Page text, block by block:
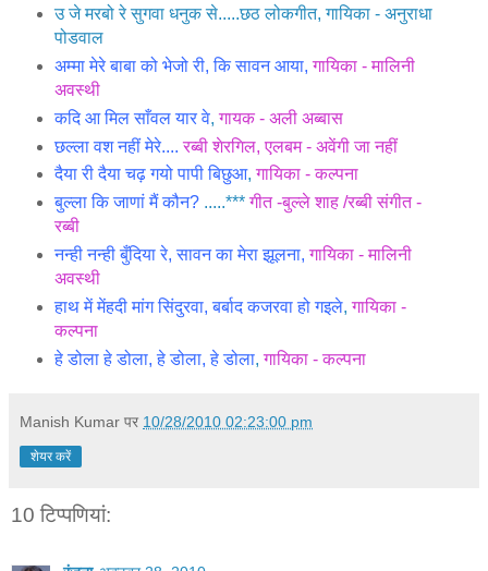
उ जे मरबो रे सुगवा धनुक से.....छठ लोकगीत, गायिका - अनुराधा
पोडवाल
अम्मा मेरे बाबा को भेजो री, कि सावन आया, गायिका - मालिनी
अवस्थी
कदि आ मिल साँवल यार वे,गायक - अली अब्बास
छल्ला वश नहीं मेरे.... रब्बी शेरगिल, एलबम - अवेंगी जा नहीं
दैया री दैया चढ़ गयो पापी बिछुआ,गायिका - कल्पना
बुल्ला कि जाणां मैं कौन?.....***गीत -बुल्ले शाह /रब्बी संगीत -
रब्बी
नन्ही नन्ही बुँदिया रे, सावन का मेरा झूलना, गायिका - मालिनी
अवस्थी
हाथ में मेंहदी मांग सिंदुरवा, बर्बाद कजरवा हो गइले,गायिका -
कल्पना
हे डोला हे डोला, हे डोला, हे डोला,गायिका - कल्पना
Manish Kumar पर 10/28/2010 02:23:00 pm
शेयर करें
10 टिप्‍पणियां: